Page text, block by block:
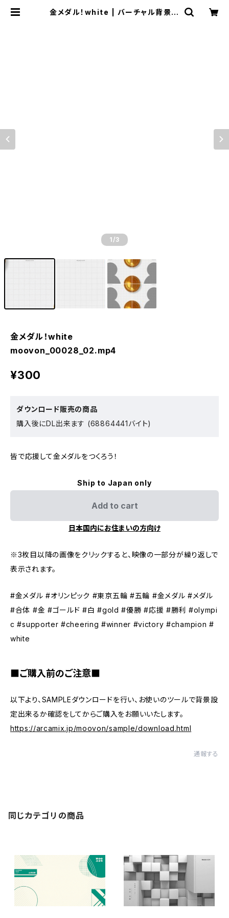
金メダル！white | バーチャル背景映
1 /3
金メダル！white
moovon_00028_02.mp4
¥300
ダウンロード販売の商品
購入後にDL出来ます (68864441バイト)
皆で応援して金メダルをつくろう！
Ship to Japan only
Add to cart
日本国内にお住まいの方向け
※3枚目以降の画像をクリックすると、映像の一部分が繰り返しで
表示されます。
#金メダル #オリンピック #東京五輪 #五輪 #金メダル #メダル
#合体 #金 #ゴールド #白 #gold #優勝 #応援 #勝利 #olympi
c #supporter #cheering #winner #victory #champion #
white
■ご購入前のご注意■
以下より、SAMPLEダウンロードを行い、お使いのツールで背景設
定出来るか確認をしてからご購入をお願いいたします。
https://arcamix.jp/moovon/sample/download.html
通報する
同じカテゴリの商品